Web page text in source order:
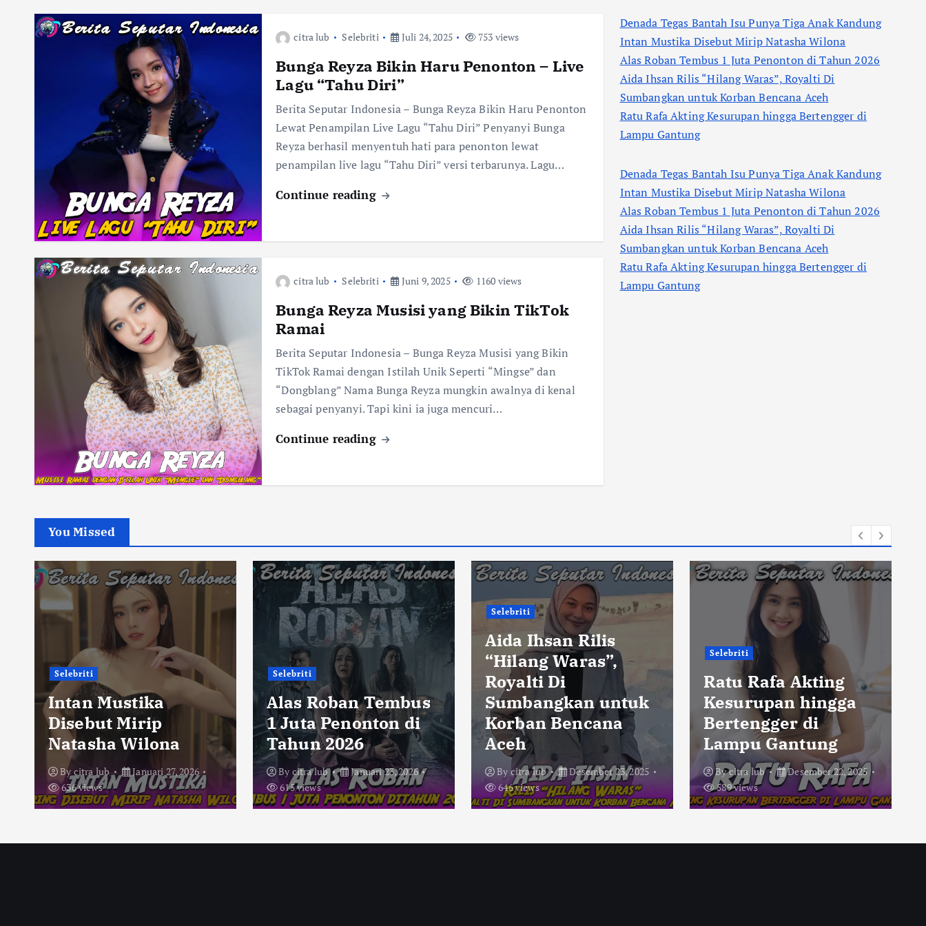
citra lub Selebriti Juli 24, 2025 753 views
Bunga Reyza Bikin Haru Penonton – Live
Lagu “Tahu Diri”
Berita Seputar Indonesia – Bunga Reyza Bikin Haru Penonton
Lewat Penampilan Live Lagu “Tahu Diri” Penyanyi Bunga
Reyza berhasil menyentuh hati para penonton lewat
penampilan live lagu “Tahu Diri” versi terbarunya. Lagu…
Continue reading
citra lub Selebriti Juni 9, 2025 1160 views
Bunga Reyza Musisi yang Bikin TikTok
Ramai
Berita Seputar Indonesia – Bunga Reyza Musisi yang Bikin
TikTok Ramai dengan Istilah Unik Seperti “Mingse” dan
“Dongblang” Nama Bunga Reyza mungkin awalnya di kenal
sebagai penyanyi. Tapi kini ia juga mencuri…
Continue reading
Denada Tegas Bantah Isu Punya Tiga Anak Kandung
Intan Mustika Disebut Mirip Natasha Wilona
Alas Roban Tembus 1 Juta Penonton di Tahun 2026
Aida Ihsan Rilis “Hilang Waras”, Royalti Di
Sumbangkan untuk Korban Bencana Aceh
Ratu Rafa Akting Kesurupan hingga Bertengger di
Lampu Gantung
Denada Tegas Bantah Isu Punya Tiga Anak Kandung
Intan Mustika Disebut Mirip Natasha Wilona
Alas Roban Tembus 1 Juta Penonton di Tahun 2026
Aida Ihsan Rilis “Hilang Waras”, Royalti Di
Sumbangkan untuk Korban Bencana Aceh
Ratu Rafa Akting Kesurupan hingga Bertengger di
Lampu Gantung
You Missed
Selebriti
Intan Mustika
Disebut Mirip
Natasha Wilona
By citra lub
Januari 27, 2026
636 views
Selebriti
Alas Roban Tembus
1 Juta Penonton di
Tahun 2026
By citra lub
Januari 23, 2026
615 views
Selebriti
Aida Ihsan Rilis
“Hilang Waras”,
Royalti Di
Sumbangkan untuk
Korban Bencana
Aceh
By citra lub
Desember 23, 2025
646 views
Selebriti
Ratu Rafa Akting
Kesurupan hingga
Bertengger di
Lampu Gantung
Bycitra lub
Desember 22, 2025
589 views